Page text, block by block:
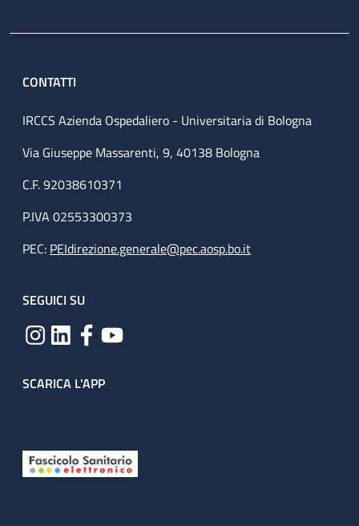
CONTATTI
IRCCS Azienda Ospedaliero - Universitaria di Bologna
Via Giuseppe Massarenti, 9, 40138 Bologna
C.F. 92038610371
P.IVA 02553300373
PEC: PEIdirezione.generale@pec.aosp.bo.it
SEGUICI SU
SCARICA L'APP